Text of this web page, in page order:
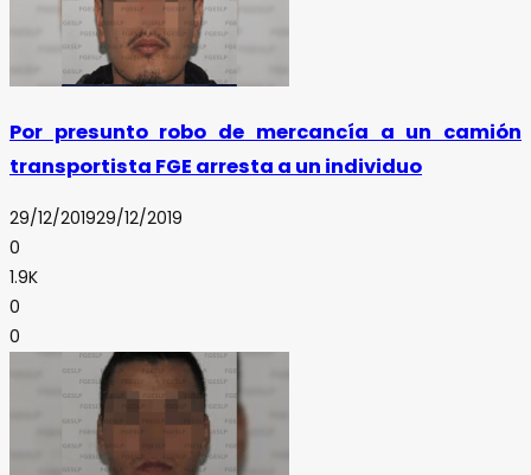
Por presunto robo de mercancía a un camión
transportista FGE arresta a un individuo
29/12/201929/12/2019
0
1.9K
0
0